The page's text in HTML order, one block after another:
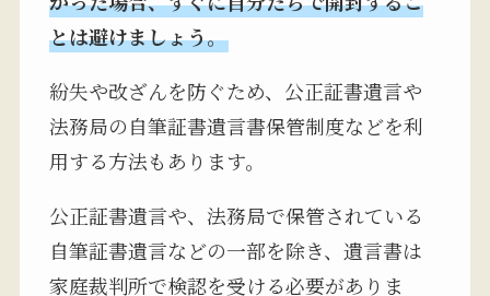
とは避けましょう。
紛失や改ざんを防ぐため、公正証書遺言や
法務局の自筆証書遺言書保管制度などを利
用する方法もあります。
公正証書遺言や、法務局で保管されている
自筆証書遺言などの一部を除き、遺言書は
家庭裁判所で検認を受ける必要がありま